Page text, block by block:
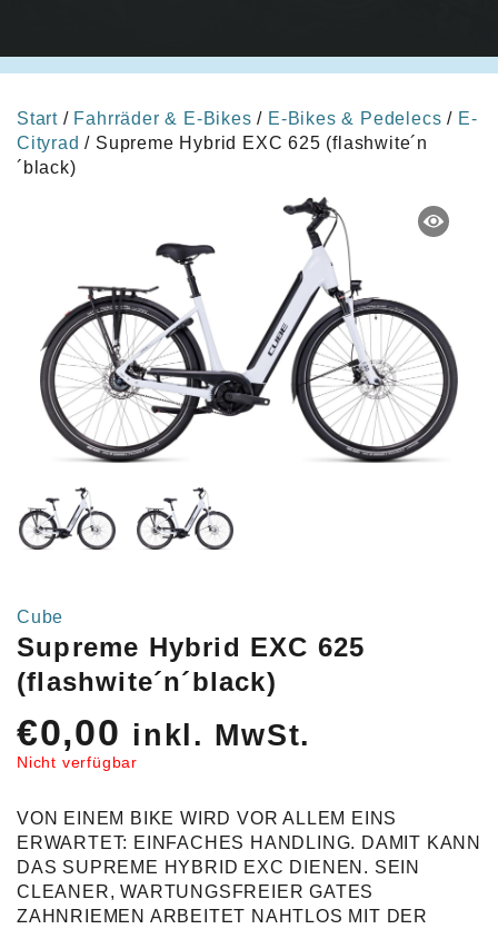
Start / Fahrräder & E-Bikes / E-Bikes & Pedelecs / E-
Cityrad / Supreme Hybrid EXC 625 (flashwite´n
´black)
Cube
Supreme Hybrid EXC 625
(flashwite´n´black)
€0,00 inkl. MwSt.
Nicht verfügbar
VON EINEM BIKE WIRD VOR ALLEM EINS
ERWARTET: EINFACHES HANDLING. DAMIT KANN
DAS SUPREME HYBRID EXC DIENEN. SEIN
CLEANER, WARTUNGSFREIER GATES
ZAHNRIEMEN ARBEITET NAHTLOS MIT DER